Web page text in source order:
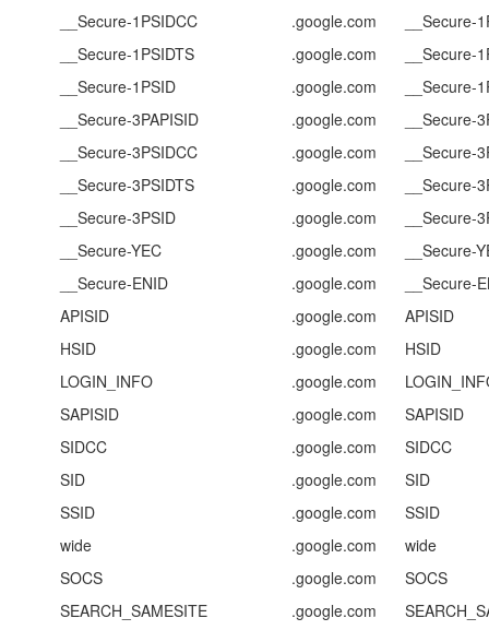
__Secure-1PSIDCC
.google.com
__Secure-
__Secure-1PSIDTS
.google.com
__Secure-
__Secure-1PSID
.google.com
__Secure-
__Secure-3PAPISID
.google.com
__Secure-
__Secure-3PSIDCC
.google.com
__Secure-
__Secure-3PSIDTS
.google.com
__Secure-
__Secure-3PSID
.google.com
__Secure-
__Secure-YEC
.google.com
__Secure-
__Secure-ENID
.google.com
__Secure-
APISID
.google.com
APISID
HSID
.google.com
HSID
LOGIN_INFO
.google.com
SAPISID
.google.com
SAPISID
SIDCC
.google.com
SIDCC
SID
.google.com
SID
SSID
.google.com
SSID
wide
.google.com
wide
SOCS
.google.com
SOCS
SEARCH_SAMESITE
.google.com